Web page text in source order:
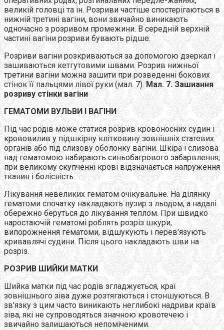
великій головці та ін. Розриви частіше спостерігаються в
нижній третині вагіни, вони звичайно виникають
одночасно з розривом промежини. В середній верхній
частині вагіни розриви бувають рідше.
Розриви вагіни розкриваються за допомогою дзеркал і
зашиваються кетгутовими швами. Розрив нижньої
третини вагіни можна зашити при розведенні бокових
стінок її пальцями лівої руки (мал. 7). Мал. 7. Зашиання
розриву стінки вагіни
ГЕМАТОМИ ВУЛЬВИ І ВАГІНИ
Під час родів може статися розрив кровоносних судин і
крововилив у підшкірну клітковину зовнішніх статевих
органів або під слизову оболонку вагіни. Шкіра і слизова
над гематомою набирають синьобагрового забарвлення;
при великому скупченні крові відзначається напруження
тканин і болісність.
Лікування невеликих гематом очікувальне. На ділянку
гематоми спочатку накладають пузир з льодом, а надалі
обережно беруться до лікування теплом. При швидко
наростаючій гематомі роблять розріз шкури,
випорожнення гематоми, відшукують і перев'язують
кривавлячі судини. Після цього накладають шви на
розріз.
РОЗРИВ ШИЙКИ МАТКИ
Шийка матки під час родів згладжується, краї
зовнішнього зіва дуже розтягаються і стоншуються. В
зв'язку з цим часто виникають неглибокі надриви країв
зіва, які не супроводяться значною кровотечею і
звичайно залишаються непоміченими.